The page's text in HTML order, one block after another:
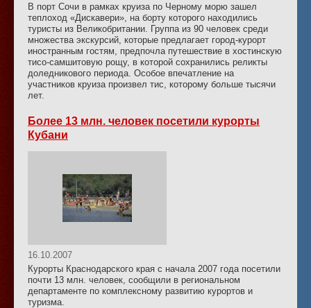
В порт Сочи в рамках круиза по Черному морю зашел
теплоход «Дискавери», на борту которого находились
туристы из Великобритании. Группа из 90 человек среди
множества экскурсий, которые предлагает город-курорт
иностранным гостям, предпочла путешествие в хостинскую
тисо-самшитовую рощу, в которой сохранились реликты
доледникового периода. Особое впечатление на
участников круиза произвел тис, которому больше тысячи
лет.
Более 13 млн. человек посетили курорты
Кубани
16.10.2007
Курорты Краснодарского края с начала 2007 года посетили
почти 13 млн. человек, сообщили в региональном
департаменте по комплексному развитию курортов и
туризма.